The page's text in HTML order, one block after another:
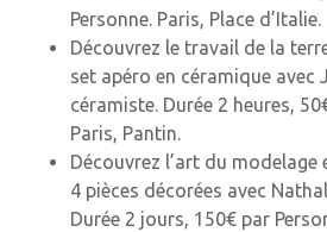
Personne. Paris, Place d’Italie.
Découvrez le travail de la
set apéro en céramique avec
céramiste. Durée 2 heures,
Paris, Pantin.
Découvrez l’art du modelage
4 pièces décorées avec
Durée 2 jours, 150€ par